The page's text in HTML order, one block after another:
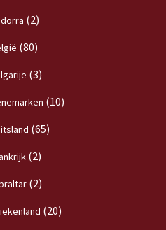
(2)
(80)
(3)
(10)
(65)
(2)
(2)
(20)